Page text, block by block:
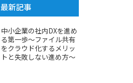
最新記事
中小企業の社内DXを進め
る第一歩～ファイル共有
をクラウド化するメリッ
トと失敗しない進め方～